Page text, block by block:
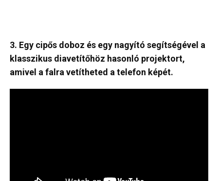
3. Egy cipős doboz és egy nagyító segítségével a
klasszikus diavetítőhöz hasonló projektort,
amivel a falra vetítheted a telefon képét.